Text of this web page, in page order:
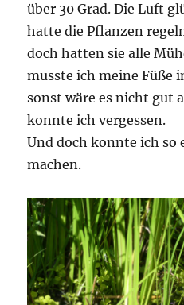
über 30 Grad. Die Luft
hatte die Pflanzen
doch hatten sie alle
musste ich meine Füße
sonst wäre es nicht gut
konnte ich vergessen.
Und doch konnte ich so
machen.